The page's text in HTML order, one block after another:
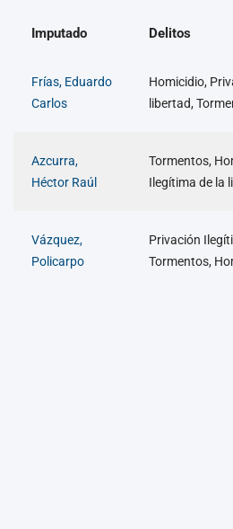
Imputado Delitos
Frías, Eduardo
Carlos
Homicidio,
libertad,
Azcurra,
Héctor Raúl
Tormentos,
Ilegítima de la
Vázquez,
Policarpo
Privación
Tormentos,